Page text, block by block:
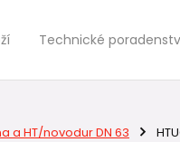
Technické
a HT/novodur DN 63